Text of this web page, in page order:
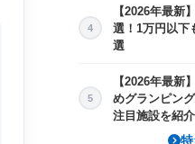
8/16(日)
18,165〜
4
【2026年最新
選！1万円以
選
5
【2026年最新
めグランピン
注目施設を紹介